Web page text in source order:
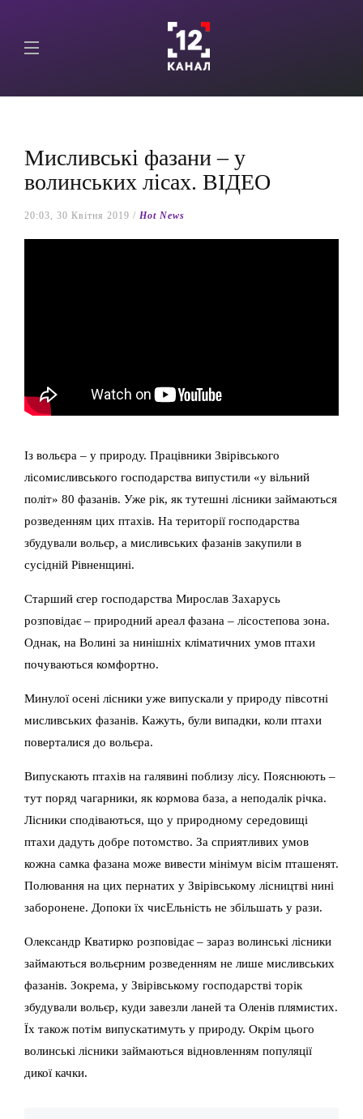
Мисливські фазани – у
волинських лісах. ВІДЕО
20:03, 30 Квітня 2019 / Hot News
Із вольєра – у природу. Працівники Звірівського
лісомисливського господарства випустили «у вільний
політ» 80 фазанів. Уже рік, як тутешні лісники займаються
розведенням цих птахів. На території господарства
збудували вольєр, а мисливських фазанів закупили в
сусідній Рівненщині.
Старший єгер господарства Мирослав Захарусь
розповідає – природний ареал фазана – лісостепова зона.
Однак, на Волині за нинішніх кліматичних умов птахи
почуваються комфортно.
Минулої осені лісники уже випускали у природу півсотні
мисливських фазанів. Кажуть, були випадки, коли птахи
поверталися до вольєра.
Випускають птахів на галявині поблизу лісу. Пояснюють –
тут поряд чагарники, як кормова база, а неподалік річка.
Лісники сподіваються, що у природному середовищі
птахи дадуть добре потомство. За сприятливих умов
кожна самка фазана може вивести мінімум вісім пташенят.
Полювання на цих пернатих у Звірівському лісництві нині
заборонене. Допоки їх чисЕльність не збільшать у рази.
Олександр Кватирко розповідає – зараз волинські лісники
займаються вольєрним розведенням не лише мисливських
фазанів. Зокрема, у Звірівському господарстві торік
збудували вольєр, куди завезли ланей та Оленів плямистих.
Їх також потім випускатимуть у природу. Окрім цього
волинські лісники займаються відновленням популяції
дикої качки.